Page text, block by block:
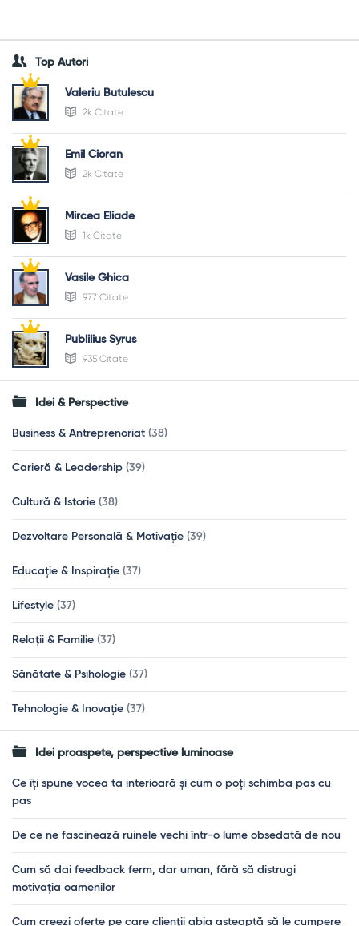
Top Autori
Valeriu Butulescu
2k Citate
Emil Cioran
2k Citate
Mircea Eliade
1k Citate
Vasile Ghica
977 Citate
Publilius Syrus
935 Citate
Idei & Perspective
Business & Antreprenoriat (38)
Carieră & Leadership (39)
Cultură & Istorie (38)
Dezvoltare Personală & Motivație (39)
Educație & Inspirație (37)
Lifestyle (37)
Relații & Familie (37)
Sănătate & Psihologie (37)
Tehnologie & Inovație (37)
Idei proaspete, perspective luminoase
Ce îți spune vocea ta interioară și cum o poți schimba pas cu
pas
De ce ne fascinează ruinele vechi într-o lume obsedată de nou
Cum să dai feedback ferm, dar uman, fără să distrugi
motivația oamenilor
Cum creezi oferte pe care clienții abia așteaptă să le cumpere